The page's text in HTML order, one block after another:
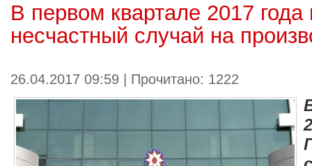
В первом квартале 2017
несчастный случай на
26.04.2017 09:59 | Прочитано: 1222